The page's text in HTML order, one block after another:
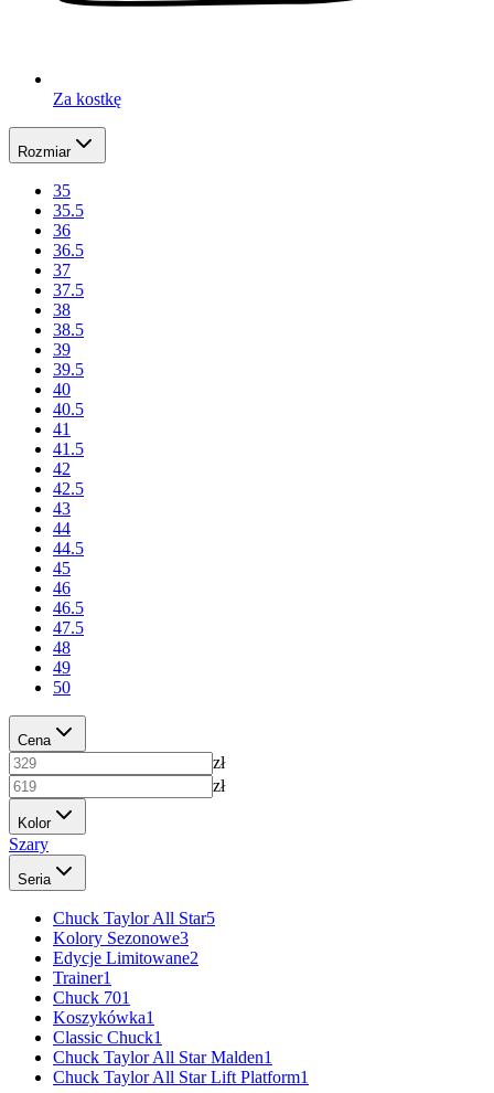
Za kostkę
Rozmiar
35
35.5
36
36.5
37
37.5
38
38.5
39
39.5
40
40.5
41
41.5
42
42.5
43
44
44.5
45
46
46.5
47.5
48
49
50
Cena
zł
zł
Kolor
Szary
Seria
Chuck Taylor All Star5
Kolory Sezonowe3
Edycje Limitowane2
Trainer1
Chuck 701
Koszykówka1
Classic Chuck1
Chuck Taylor All Star Malden1
Chuck Taylor All Star Lift Platform1